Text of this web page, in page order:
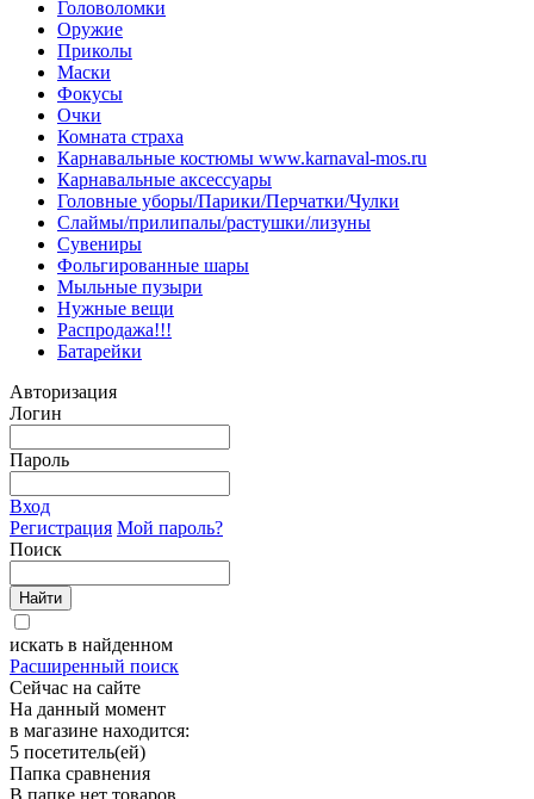
Головоломки
Оружие
Приколы
Маски
Фокусы
Очки
Комната страха
Карнавальные костюмы www.karnaval-mos.ru
Карнавальные аксессуары
Головные уборы/Парики/Перчатки/Чулки
Слаймы/прилипалы/растушки/лизуны
Сувениры
Фольгированные шары
Мыльные пузыри
Нужные вещи
Распродажа!!!
Батарейки
Авторизация
Логин
Пароль
Вход
Регистрация Мой пароль?
Поиск
искать в найденном
Расширенный поиск
Сейчас на сайте
На данный момент
в магазине находится:
5 посетитель(ей)
Папка сравнения
В папке нет товаров